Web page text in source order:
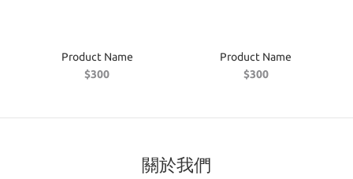
Product Name
$300
Product Name
$300
關於我們